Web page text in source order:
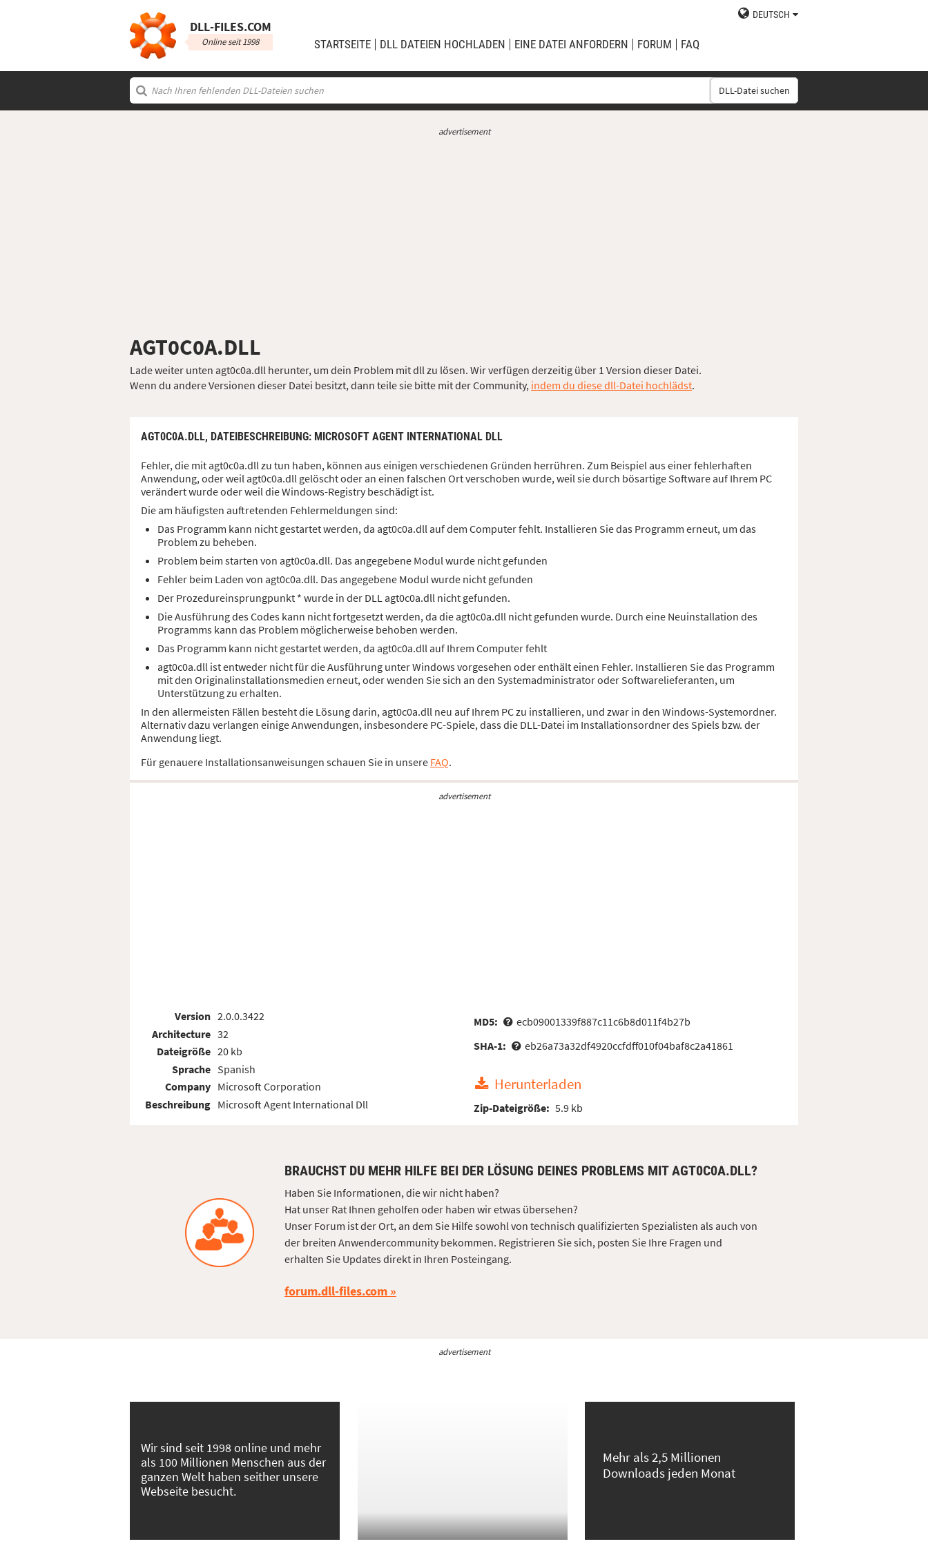
DLL‑FILES.COM
Online seit 1998
DEUTSCH
STARTSEITE DLL DATEIEN HOCHLADEN EINE DATEI ANFORDERN FORUM FAQ
DLL-Datei suchen
advertisement
AGT0C0A.DLL
Lade weiter unten agt0c0a.dll herunter, um dein Problem mit dll zu lösen. Wir verfügen derzeitig über 1 Version dieser Datei.
Wenn du andere Versionen dieser Datei besitzt, dann teile sie bitte mit der Community, indem du diese dll-Datei hochlädst.
AGT0C0A.DLL, DATEIBESCHREIBUNG: MICROSOFT AGENT INTERNATIONAL DLL
Fehler, die mit agt0c0a.dll zu tun haben, können aus einigen verschiedenen Gründen herrühren. Zum Beispiel aus einer fehlerhaften
Anwendung, oder weil agt0c0a.dll gelöscht oder an einen falschen Ort verschoben wurde, weil sie durch bösartige Software auf Ihrem PC
verändert wurde oder weil die Windows-Registry beschädigt ist.
Die am häufigsten auftretenden Fehlermeldungen sind:
Das Programm kann nicht gestartet werden, da agt0c0a.dll auf dem Computer fehlt. Installieren Sie das Programm erneut, um das
Problem zu beheben.
Problem beim starten von agt0c0a.dll. Das angegebene Modul wurde nicht gefunden
Fehler beim Laden von agt0c0a.dll. Das angegebene Modul wurde nicht gefunden
Der Prozedureinsprungpunkt * wurde in der DLL agt0c0a.dll nicht gefunden.
Die Ausführung des Codes kann nicht fortgesetzt werden, da die agt0c0a.dll nicht gefunden wurde. Durch eine Neuinstallation des
Programms kann das Problem möglicherweise behoben werden.
Das Programm kann nicht gestartet werden, da agt0c0a.dll auf Ihrem Computer fehlt
agt0c0a.dll ist entweder nicht für die Ausführung unter Windows vorgesehen oder enthält einen Fehler. Installieren Sie das Programm
mit den Originalinstallationsmedien erneut, oder wenden Sie sich an den Systemadministrator oder Softwarelieferanten, um
Unterstützung zu erhalten.
In den allermeisten Fällen besteht die Lösung darin, agt0c0a.dll neu auf Ihrem PC zu installieren, und zwar in den Windows-Systemordner.
Alternativ dazu verlangen einige Anwendungen, insbesondere PC-Spiele, dass die DLL-Datei im Installationsordner des Spiels bzw. der
Anwendung liegt.
Für genauere Installationsanweisungen schauen Sie in unsere FAQ.
advertisement
Version
Architecture
Dateigröße
Sprache
Company
Beschreibung
2.0.0.3422
32
20 kb
Spanish
Microsoft Corporation
Microsoft Agent International Dll
MD5:
ecb09001339f887c11c6b8d011f4b27b
SHA-1:
eb26a73a32df4920ccfdff010f04baf8c2a41861
Herunterladen
Zip-Dateigröße: 5.9 kb
BRAUCHST DU MEHR HILFE BEI DER LÖSUNG DEINES PROBLEMS MIT AGT0C0A.DLL?
Haben Sie Informationen, die wir nicht haben?
Hat unser Rat Ihnen geholfen oder haben wir etwas übersehen?
Unser Forum ist der Ort, an dem Sie Hilfe sowohl von technisch qualifizierten Spezialisten als auch von
der breiten Anwendercommunity bekommen. Registrieren Sie sich, posten Sie Ihre Fragen und
erhalten Sie Updates direkt in Ihren Posteingang.
forum.dll-files.com
advertisement
Wir sind seit 1998 online und mehr
als 100 Millionen Menschen aus der
ganzen Welt haben seither unsere
Webseite besucht.
Mehr als 2,5 Millionen
Downloads jeden Monat